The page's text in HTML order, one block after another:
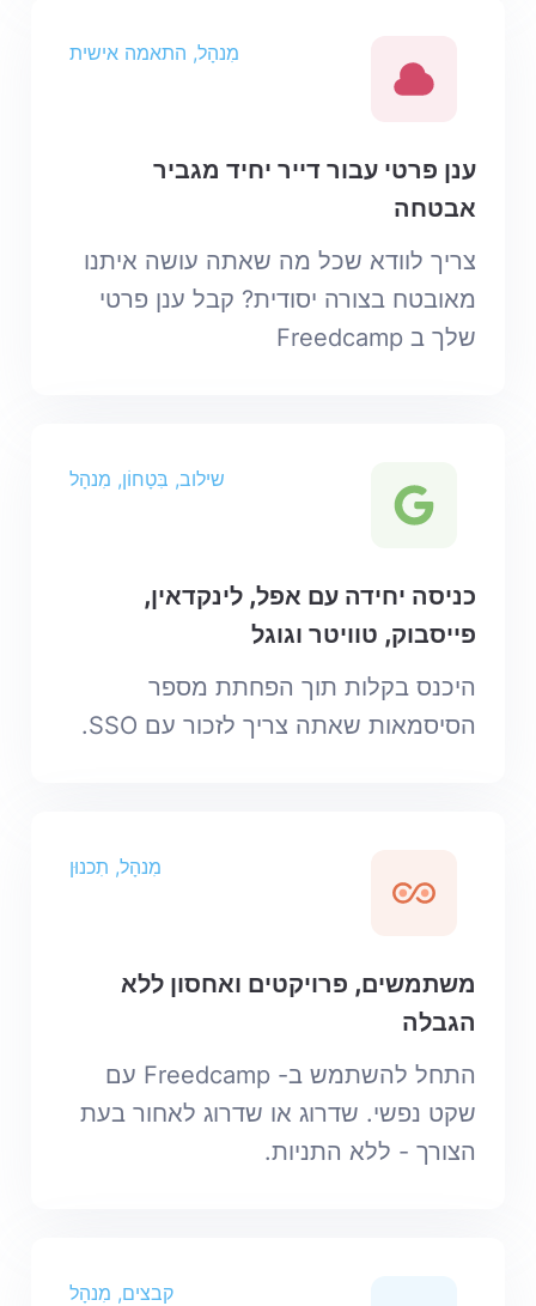
מִנהָל, התאמה אישית
ענן פרטי עבור דייר יחיד מגביר
אבטחה
צריך לוודא שכל מה שאתה עושה איתנו
מאובטח בצורה יסודית? קבל ענן פרטי
שלך ב Freedcamp
שילוב, בִּטָחוֹן, מִנהָל
כניסה יחידה עם אפל, לינקדאין,
פייסבוק, טוויטר וגוגל
היכנס בקלות תוך הפחתת מספר
הסיסמאות שאתה צריך לזכור עם SSO.
מִנהָל, תִכנוּן
משתמשים, פרויקטים ואחסון ללא
הגבלה
התחל להשתמש ב- Freedcamp עם
שקט נפשי. שדרוג או שדרוג לאחור בעת
הצורך - ללא התניות.
קבצים, מִנהָל